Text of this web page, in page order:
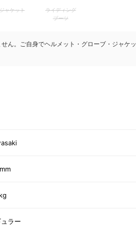
ャケット
ライディング
ブーツ
ん。ご自身でヘルメット・グローブ・ジャケッ
ラー